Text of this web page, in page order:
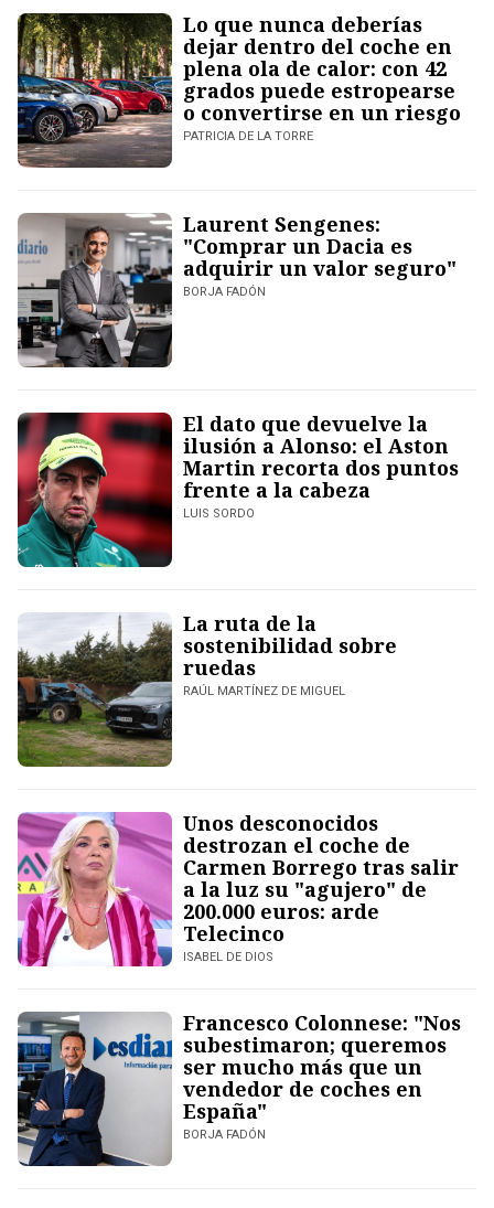
Lo que nunca deberías
dejar dentro del coche en
plena ola de calor: con 42
grados puede estropearse
o convertirse en un riesgo
PATRICIA DE LA TORRE
Laurent Sengenes:
"Comprar un Dacia es
adquirir un valor seguro"
BORJA FADÓN
El dato que devuelve la
ilusión a Alonso: el Aston
Martin recorta dos puntos
frente a la cabeza
LUIS SORDO
La ruta de la
sostenibilidad sobre
ruedas
RAÚL MARTÍNEZ DE MIGUEL
Unos desconocidos
destrozan el coche de
Carmen Borrego tras salir
a la luz su "agujero" de
200.000 euros: arde
Telecinco
ISABEL DE DIOS
Francesco Colonnese: "Nos
subestimaron; queremos
ser mucho más que un
vendedor de coches en
España"
BORJA FADÓN